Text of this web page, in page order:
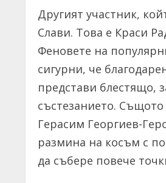
Другият участник,
Слави. Това е Краси
Феновете на
сигурни, че
представи блестящо,
състезанието.
Герасим Георгиев-
размина на косъм с
да събере повече